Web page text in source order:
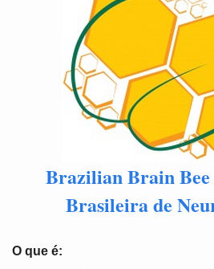
Brazilian Brain
Brasileira de
O que é: